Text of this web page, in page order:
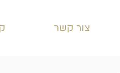
צור קשר